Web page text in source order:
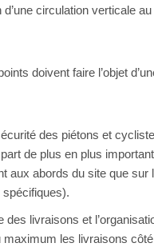
circulation verticale
doivent faire l’objet
des piétons et
de plus en plus
aux abords du site que sur
des livraisons et
maximum les livraisons